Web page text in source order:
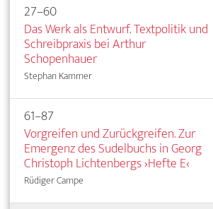
27–60
Das Werk als Entwurf. Textpolitik und
Schreibpraxis bei Arthur
Schopenhauer
Stephan Kammer
61–87
Vorgreifen und Zurückgreifen. Zur
Emergenz des Sudelbuchs in Georg
Christoph Lichtenbergs ›Hefte E‹
Rüdiger Campe